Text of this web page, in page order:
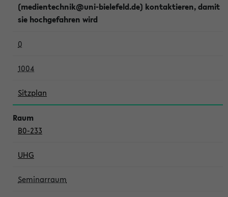
(medientechnik@uni-bielefeld.de) kontaktieren, damit
sie hochgefahren wird
0
1004
Sitzplan
B0-233
UHG
Seminarraum